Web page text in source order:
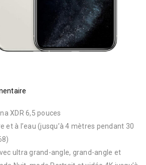
XDR 6,5 pouces
et à l’eau (jusqu’à 4 mètres pendant 30
ultra grand-angle, grand-angle et